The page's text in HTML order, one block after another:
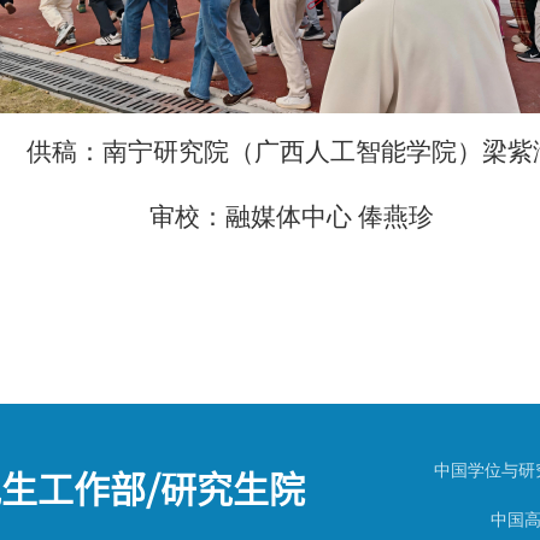
供稿：南宁研究院（广西人工智能学院）梁紫
审校：融媒体中心 俸燕珍
工作部/研究生院 中国学位与
中国